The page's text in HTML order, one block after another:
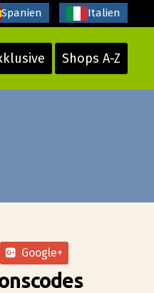
Shops A-Z
Spanien Italien
Google+